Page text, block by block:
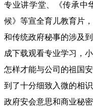
专业讲学堂、《传承中
候》等宣全育儿教育片
和传统政府秘事的涉及
成下载观看专业学习，
怎样才能与公司的祖国
到了十分细致入微的相
政府安会意思和商业秘